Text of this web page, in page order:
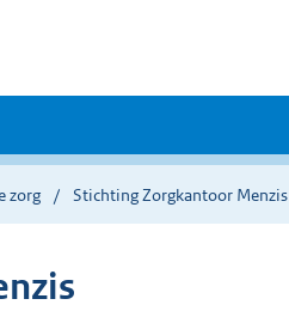
zorg Stichting Zorgkantoor Menzis